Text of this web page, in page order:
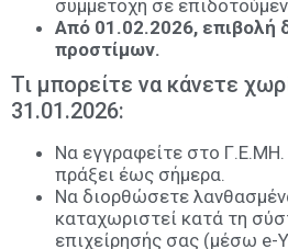
συμμετοχή σε
Από 01.02.2026, επιβολή
προστίμων.
Τι μπορείτε να κάνετε
31.01.2026:
Να εγγραφείτε στο Γ.Ε.ΜΗ.
πράξει έως σήμερα.
Να διορθώσετε
καταχωριστεί κατά τη
επιχείρησής σας (μέσω